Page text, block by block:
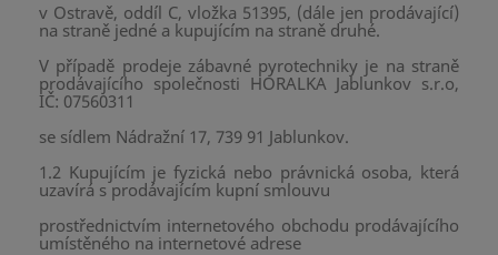
v Ostravě, oddíl C, vložka 51395, (dále jen prodávající)
na straně jedné a kupujícím na straně druhé.
V případě prodeje zábavné pyrotechniky je na straně
prodávajícího společnosti HORALKA Jablunkov s.r.o,
IČ: 07560311
se sídlem Nádražní 17, 739 91 Jablunkov.
1.2 Kupujícím je fyzická nebo právnická osoba, která
uzavírá s prodávajícím kupní smlouvu
prostřednictvím internetového obchodu prodávajícího
umístěného na internetové adrese